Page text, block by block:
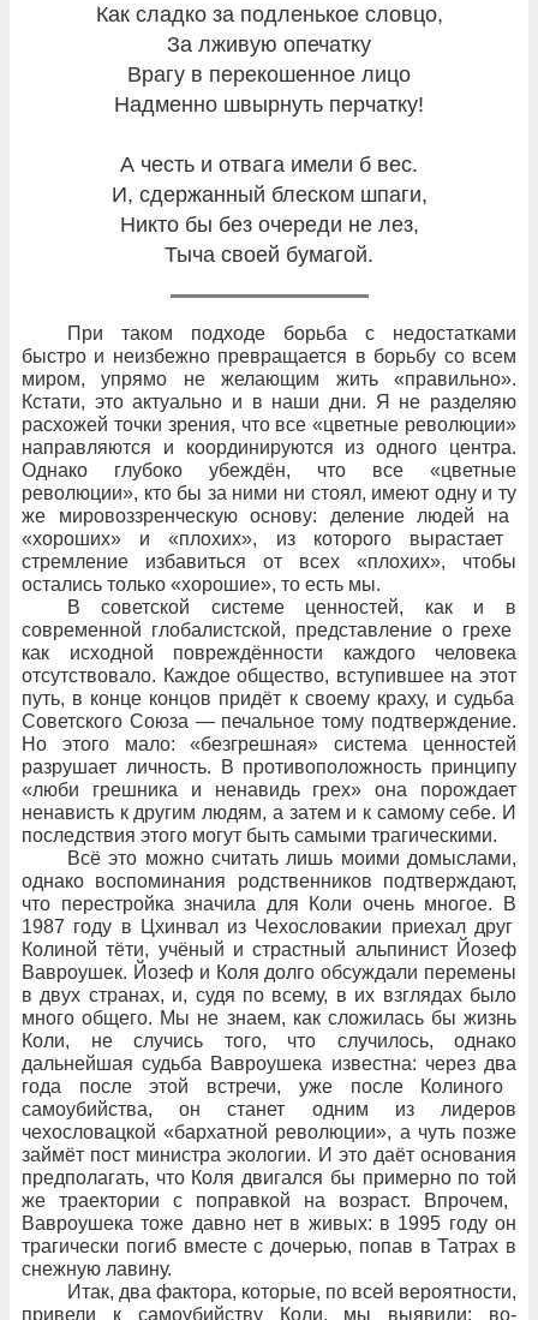
Как сладко за подленькое словцо,
За лживую опечатку
Врагу в перекошенное лицо
Надменно швырнуть перчатку!
А честь и отвага имели б вес.
И, сдержанный блеском шпаги,
Никто бы без очереди не лез,
Тыча своей бумагой.
При таком подходе борьба с
недостатками
быстро и неизбежно превращается в борьбу со всем
миром, упрямо не
желающим жить «правильно».
Кстати, это актуально и в наши дни. Я не разделяю
расхожей точки зрения, что все «цветные революции»
направляются и
координируются из
одного центра.
Однако глубоко убеждён, что
все «цветные
революции», кто бы за ними ни стоял, имеют одну и ту
же мировоззренческую основу: деление людей на
«хороших» и
«плохих», из
которого вырастает
стремление избавиться от
всех «плохих», чтобы
остались только «хорошие», то есть мы.
В советской системе ценностей, как и
в
современной глобалистской, представление о грехе
как исходной повреждённости каждого человека
отсутствовало. Каждое общество, вступившее на этот
путь, в конце концов придёт к своему краху, и судьба
Советского Союза — печальное тому подтверждение.
Но
этого мало: «безгрешная» система ценностей
разрушает личность. В противоположность принципу
«люби грешника и
ненавидь грех» она порождает
ненависть к другим людям, а затем и к самому себе. И
последствия этого могут быть самыми трагическими.
Всё это можно считать лишь моими домыслами,
однако воспоминания родственников подтверждают,
что перестройка значила для
Коли очень многое. В
1987 году в Цхинвал из Чехословакии приехал друг
Колиной тёти, учёный и страстный альпинист Йозеф
Вавроушек. Йозеф и Коля долго обсуждали перемены
в двух странах, и, судя по всему, в их взглядах было
много общего. Мы не знаем, как сложилась бы жизнь
Коли, не
случись того, что
случилось, однако
дальнейшая судьба Вавроушека известна: через два
года после этой встречи, уже после Колиного
самоубийства, он станет одним из
лидеров
чехословацкой «бархатной революции», а чуть позже
займёт пост министра экологии. И это даёт основания
предполагать, что Коля двигался бы примерно по той
же траектории с
поправкой на
возраст. Впрочем,
Вавроушека тоже давно нет в живых: в 1995 году он
трагически погиб вместе с дочерью, попав в Татрах в
снежную лавину.
Итак, два фактора, которые, по всей вероятности,
привели к
самоубийству Коли, мы выявили: во-